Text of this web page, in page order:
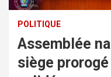
POLITIQUE
Assemblée
siège